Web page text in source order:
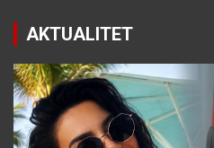
AKTUALITET